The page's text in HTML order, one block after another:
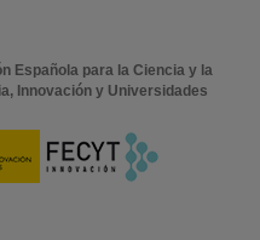
Española para la Ciencia y la
Innovación y Universidades